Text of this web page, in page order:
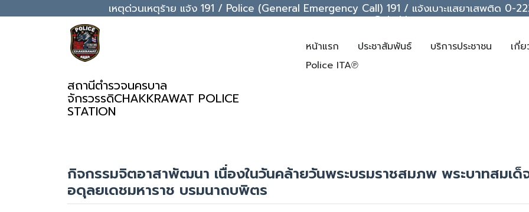
เหตุด่วนเหตุร้าย แจ้ง 191 / Police (General Emergency Call) 191 / แจ้งเบาะแสยาเสพติด
support@chakkrawat.com
สถานีตำรวจนครบาล
จักรวรรดิCHAKKRAWAT POLICE
STATION
หน้าแรก ประชาสัมพันธ์ บริการประชาชน เกี่ย
Police ITA℗
กิจกรรมจิตอาสาพัฒนา เนื่องในวันคล้ายวันพระบรมราชสมภพ พระบาทสมเ
อดุลยเดชมหาราช บรมนาถบพิตร